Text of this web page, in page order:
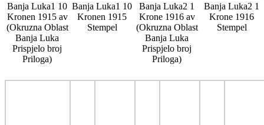
Banja Luka1 10
Kronen 1915 av
(Okruzna Oblast
Banja Luka
Prispjelo broj
Priloga)
Banja Luka1 10
Kronen 1915
Stempel
Banja Luka2 1
Krone 1916 av
(Okruzna Oblast
Banja Luka
Prispjelo broj
Priloga)
Banja Luka2 1
Krone 1916
Stempel